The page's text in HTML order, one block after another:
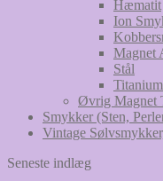
Hæmatit
Ion
Magnet
Stål
Titanium
Øvrig Magnet
Smykker (Sten,
Vintage
Seneste indlæg